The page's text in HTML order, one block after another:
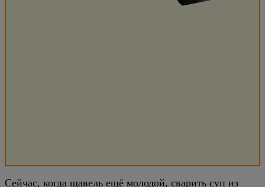
Сейчас, когда щавель ещё молодой, сварить суп из